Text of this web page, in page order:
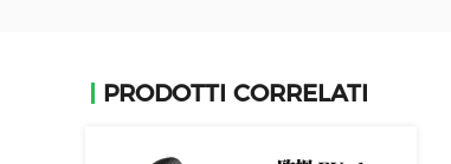
PRODOTTI CORRELATI